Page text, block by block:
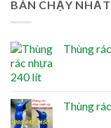
BÁN CHẠY NHẤT
Thùng
Thùng